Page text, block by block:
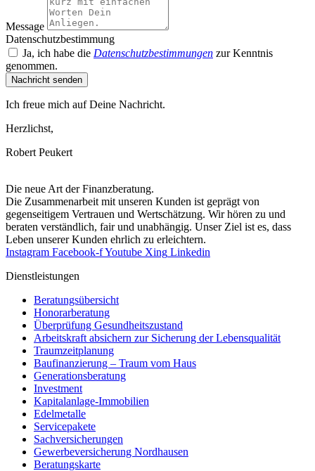
Message
Datenschutzbestimmung
Ja, ich habe die Datenschutzbestimmungen zur Kenntnis
genommen.
Nachricht senden
Ich freue mich auf Deine Nachricht.
Herzlichst,
Robert Peukert
Die neue Art der Finanzberatung.
Die Zusammenarbeit mit unseren Kunden ist geprägt von
gegenseitigem Vertrauen und Wertschätzung. Wir hören zu und
beraten verständlich, fair und unab­hängig. Unser Ziel ist es, dass
Leben unserer Kunden ehrlich zu erleichtern.
Instagram Facebook-fYoutube Xing Linkedin
Dienst­leistungen
Beratungsübersicht
Honorar­beratung
Überprüfung Gesundheits­zustand
Arbeitskraft absichern zur Sicherung der Lebensqualität
Traumzeit­planung
Baufinanzierung – Traum vom Haus
Generationsberatung
Investment
Kapitalanlage-Immobilien
Edelmetalle
Servicepakete
Sachversicherungen
Gewerbeversicherung Nordhausen
Beratungskarte